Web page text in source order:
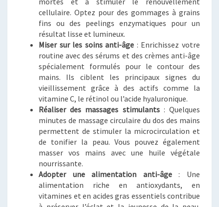
cellulaire. Optez pour des gommages à grains
fins ou des peelings enzymatiques pour un
résultat lisse et lumineux.
Miser sur les soins anti-âge : Enrichissez votre
routine avec des sérums et des crèmes anti-âge
spécialement formulés pour le contour des
mains. Ils ciblent les principaux signes du
vieillissement grâce à des actifs comme la
vitamine C, le rétinol ou l’acide hyaluronique.
Réaliser des massages stimulants: Quelques
minutes de massage circulaire du dos des mains
permettent de stimuler la microcirculation et
de tonifier la peau. Vous pouvez également
masser vos mains avec une huile végétale
nourrissante.
Adopter une alimentation anti-âge: Une
alimentation riche en antioxydants, en
vitamines et en acides gras essentiels contribue